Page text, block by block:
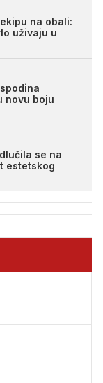
na obali:
uživaju u
novu boju
se na
estetskog